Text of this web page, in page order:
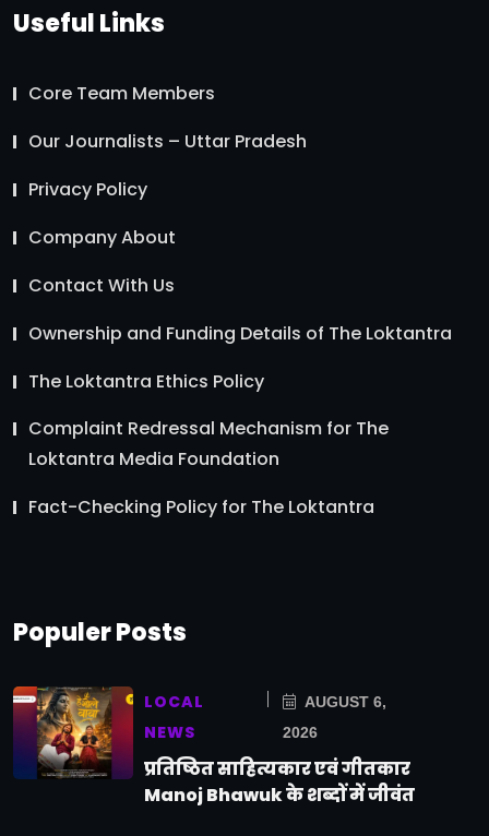
Useful Links
Core Team Members
Our Journalists – Uttar Pradesh
Privacy Policy
Company About
Contact With Us
Ownership and Funding Details of The Loktantra
The Loktantra Ethics Policy
Complaint Redressal Mechanism for The
Loktantra Media Foundation
Fact-Checking Policy for The Loktantra
Populer Posts
LOCAL
NEWS
AUGUST 6,
2026
प्रतिष्ठित साहित्यकार एवं गीतकार
Manoj Bhawuk के शब्दों में जीवंत